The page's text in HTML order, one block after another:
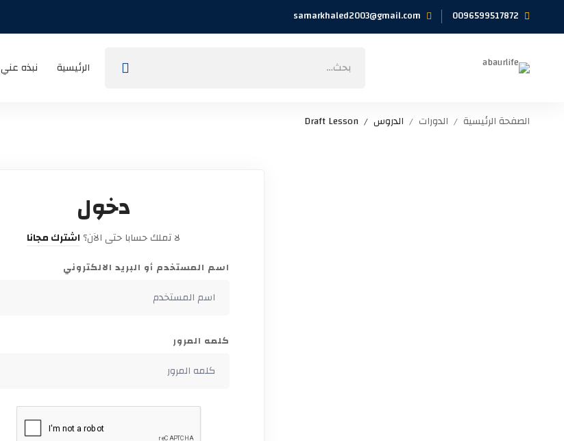
0096599517872
samarkhaled2003@gmail.com
الرئيسية نبذه عني
الصفحة الرئيسية الدورات الدروس Draft Lesson
دخول
لا تملك حسابا حتى الآن؟ اشترك مجانا
اسم المستخدم أو البريد الالكتروني
كلمه المرور